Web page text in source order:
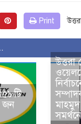
Print
জন
উত্তরা